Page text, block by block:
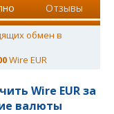
Отзывы
обмен в
Wire EUR
Wire EUR за
валюты